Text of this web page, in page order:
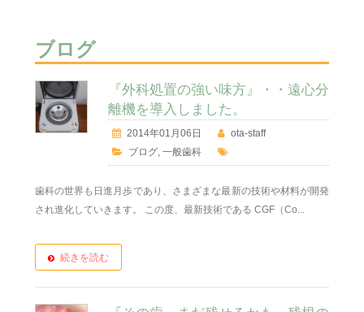
ブログ
『外科処置の強い味方』・・遠心分
離機を導入しました。
2014年01月06日
ota-staff
ブログ, 一般歯科
歯科の世界も日進月歩であり、さまざまな最新の技術や材料が開発
され進化していきます。 この度、最新技術である CGF（Co...
続きを読む